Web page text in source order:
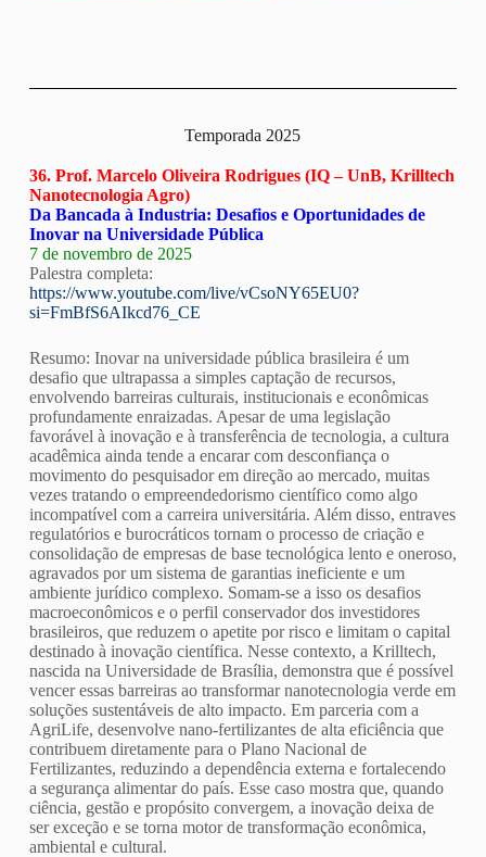
Temporada 2025
36. Prof. Marcelo Oliveira Rodrigues (IQ – UnB, Krilltech
Nanotecnologia Agro)
Da Bancada à Industria: Desafios e Oportunidades de
Inovar na Universidade Pública
7 de novembro de 2025
Palestra completa:
https://www.youtube.com/live/vCsoNY65EU0?
si=FmBfS6AIkcd76_CE
Resumo: Inovar na universidade pública brasileira é um
desafio que ultrapassa a simples captação de recursos,
envolvendo barreiras culturais, institucionais e econômicas
profundamente enraizadas. Apesar de uma legislação
favorável à inovação e à transferência de tecnologia, a cultura
acadêmica ainda tende a encarar com desconfiança o
movimento do pesquisador em direção ao mercado, muitas
vezes tratando o empreendedorismo científico como algo
incompatível com a carreira universitária. Além disso, entraves
regulatórios e burocráticos tornam o processo de criação e
consolidação de empresas de base tecnológica lento e oneroso,
agravados por um sistema de garantias ineficiente e um
ambiente jurídico complexo. Somam-se a isso os desafios
macroeconômicos e o perfil conservador dos investidores
brasileiros, que reduzem o apetite por risco e limitam o capital
destinado à inovação científica. Nesse contexto, a Krilltech,
nascida na Universidade de Brasília, demonstra que é possível
vencer essas barreiras ao transformar nanotecnologia verde em
soluções sustentáveis de alto impacto. Em parceria com a
AgriLife, desenvolve nano-fertilizantes de alta eficiência que
contribuem diretamente para o Plano Nacional de
Fertilizantes, reduzindo a dependência externa e fortalecendo
a segurança alimentar do país. Esse caso mostra que, quando
ciência, gestão e propósito convergem, a inovação deixa de
ser exceção e se torna motor de transformação econômica,
ambiental e cultural.